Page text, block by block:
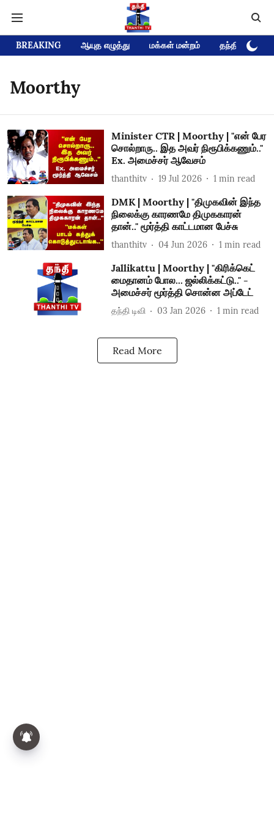
BREAKING ஆயுத எழுத்து மக்கள் மன்றம் தந்தி டிவி
Moorthy
Minister CTR | Moorthy | "என் பேர
சொல்றாரு.. இத அவர் நிரூபிக்கணும்.."
Ex. அமைச்சர் ஆவேசம்
thanthitv 19 Jul 2026 1 min read
DMK | Moorthy | "திமுகவின் இந்த
நிலைக்கு காரணமே திமுககாரன்
தான்.." மூர்த்தி காட்டமான பேச்சு
thanthitv 04 Jun 2026 1 min read
Jallikattu | Moorthy | "கிரிக்கெட்
மைதானம் போல... ஜல்லிக்கட்டு.." -
அமைச்சர் மூர்த்தி சொன்ன அப்டேட்
தந்தி டிவி 03 Jan 2026 1 min read
Read More